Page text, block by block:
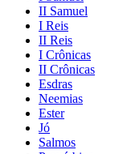
II Samuel
I Reis
II Reis
I Crônicas
II Crônicas
Esdras
Neemias
Ester
Jó
Salmos